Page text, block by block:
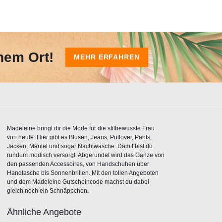
Ort! MEHR ERFAHREN
Madeleine bringt dir die Mode für die stilbewusste Frau
von heute. Hier gibt es Blusen, Jeans, Pullover, Pants,
Jacken, Mäntel und sogar Nachtwäsche. Damit bist du
rundum modisch versorgt. Abgerundet wird das Ganze von
den passenden Accessoires, von Handschuhen über
Handtasche bis Sonnenbrillen. Mit den tollen Angeboten
und dem Madeleine Gutscheincode machst du dabei
gleich noch ein Schnäppchen.
Ähnliche Angebote